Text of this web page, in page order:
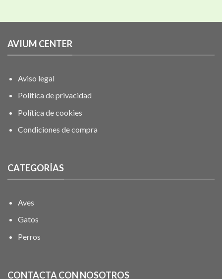
AVIUM CENTER
Aviso legal
Política de privacidad
Política de cookies
Condiciones de compra
CATEGORÍAS
Aves
Gatos
Perros
CONTACTA CON NOSOTROS